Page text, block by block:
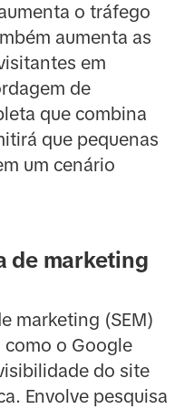
o tráfego
aumenta as
em
de
que combina
que pequenas
um cenário
de marketing
marketing (SEM)
como o Google
do site
Envolve pesquisa